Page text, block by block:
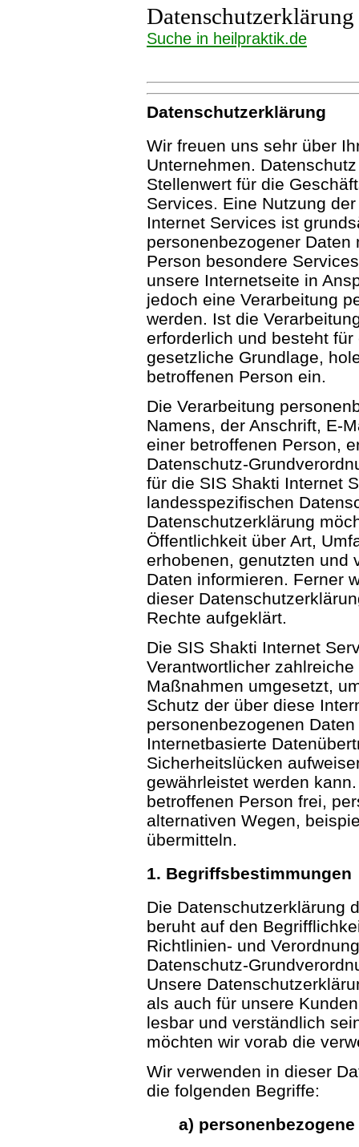
Datenschutzerklärung
Suche in heilpraktik.de
Datenschutzerklärung
Wir freuen uns sehr über
Unternehmen.
Stellenwert für die
Services. Eine Nutzung
Internet Services ist
personenbezogener
Person besondere
unsere Internetseite in
jedoch eine Verarbeitung
werden. Ist die
erforderlich und besteht
gesetzliche Grundlage,
betroffenen Person ein.
Die Verarbeitung
Namens, der Anschrift, E-
einer betroffenen Person,
Datenschutz-
für die SIS Shakti Internet
landesspezifischen
Datenschutzerklärung
Öffentlichkeit über Art,
erhobenen, genutzten und
Daten informieren. Ferner
dieser
Rechte aufgeklärt.
Die SIS Shakti Internet
Verantwortlicher
Maßnahmen umgesetzt,
Schutz der über diese
personenbezogenen
Internetbasierte
Sicherheitslücken
gewährleistet werden
betroffenen Person frei,
alternativen Wegen,
übermitteln.
1. Begriffsbestimmungen
Die Datenschutzerklärung
beruht auf den
Richtlinien- und
Datenschutz-
Unsere
als auch für unsere
lesbar und verständlich
möchten wir vorab die
Wir verwenden in dieser
die folgenden Begriffe:
a) personenbezogene